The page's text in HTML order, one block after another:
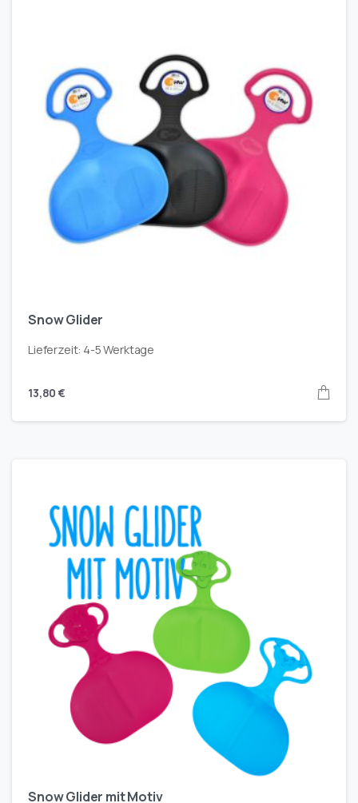
Snow Glider
Lieferzeit: 4-5 Werktage
13,80€
Snow Glider mit Motiv